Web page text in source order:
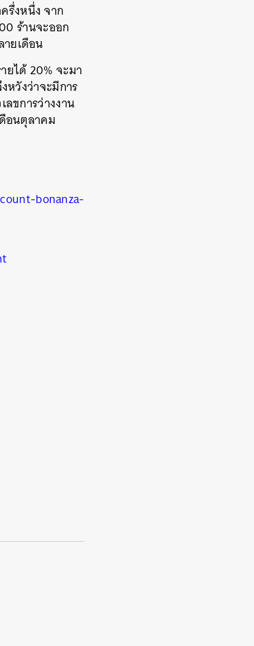
รึ่งหนึ่ง จาก
ร้านจะออก
ยเดือน
ยได้ 20% จะมา
หวังว่าจะมีการ
ขการว่างงาน
อนตุลาคม
bonanza-